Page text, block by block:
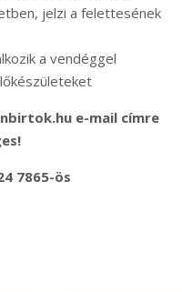
jelzi a felettesének
a vendéggel
e-mail címre
7865-ös